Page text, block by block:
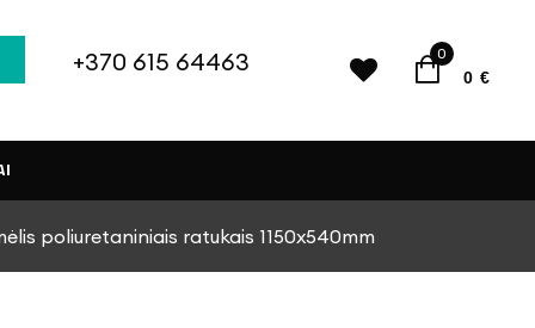
+370 615 64463 0
0 €
poliuretaniniais ratukais 1150x540mm